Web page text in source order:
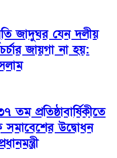
জাদুঘর যেন দলীয়
জায়গা না হয়:
তম প্রতিষ্ঠাবার্ষিকীতে
সমাবেশের উদ্বোধন